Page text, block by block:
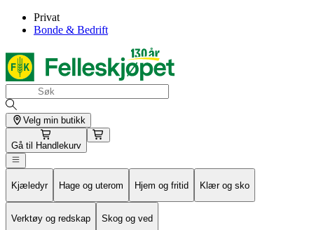
Privat
Bonde & Bedrift
Velg min butikk
Gå til Handlekurv
Kjæledyr Hage og uterom Hjem og fritid Klær og sko
Verktøy og redskap Skog og ved